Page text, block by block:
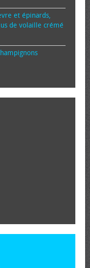
et épinards,
de volaille crémé